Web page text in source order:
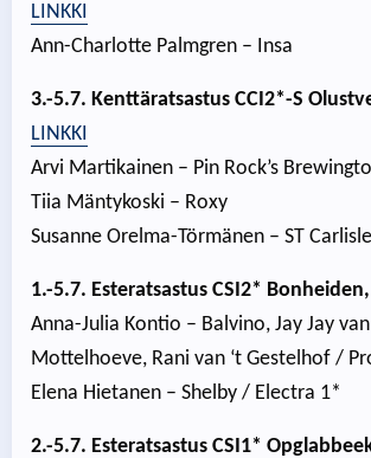
LINKKI
Ann-Charlotte Palmgren – Insa
3.-5.7. Kenttäratsastus CCI2*-S
LINKKI
Arvi Martikainen – Pin Rock’s
Tiia Mäntykoski – Roxy
Susanne Orelma-Törmänen – ST Carlisle
1.-5.7. Esteratsastus CSI2* Bonheiden,
Anna-Julia Kontio – Balvino, Jay Jay
Mottelhoeve, Rani van ‘t Gestelhof /
Elena Hietanen – Shelby / Electra 1*
2.-5.7. Esteratsastus CSI1*